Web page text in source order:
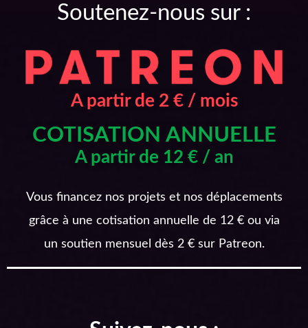
Soutenez-nous sur :
A partir de 2 € / mois
COTISATION ANNUELLE
A partir de 12 € / an
Vous financez nos projets et nos déplacements
grâce à une cotisation annuelle de 12 € ou via
un soutien mensuel dès 2 € sur Patreon.